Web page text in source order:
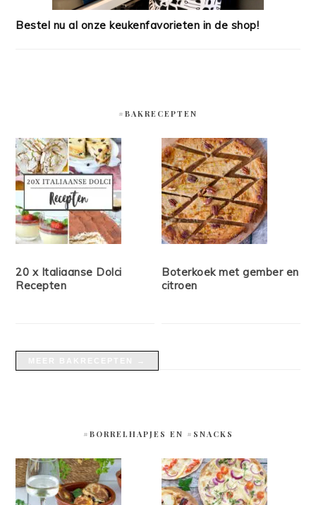
Bestel nu al onze keukenfavorieten in de shop!
#BAKRECEPTEN
20 x Italiaanse Dolci
Recepten
Boterkoek met gember en
citroen
#BORRELHAPJES EN #SNACKS